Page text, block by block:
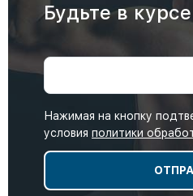
Будьте в
Нажимая на кнопку
условия политики